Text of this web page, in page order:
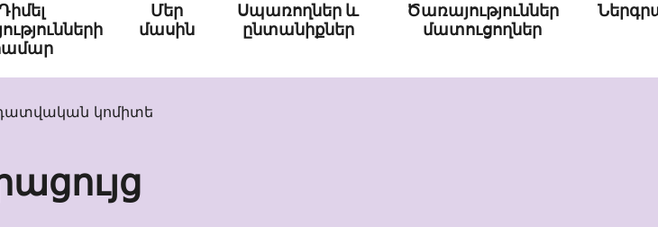
Մեր
մասին
Սպառողներ և
ընտանիքներ
Ծառայություններ
մատուցողներ
կոմիտե